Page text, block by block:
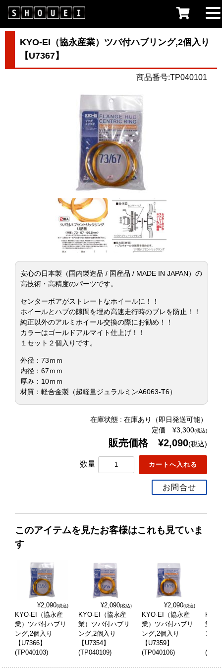
KYO-EI（協永産業）ツバ付ハブリング,2個入り
【U7367】
商品番号:TP040101
安心の日本製（国内製造品 / 国産品 / MADE IN JAPAN）の
高技術・高精度のパーツです。
センターボアがストレートなホイールに！！
ホイールとハブの隙間を埋め高速走行時のブレを防止！！
純正以外のアルミホイール交換の際にお勧め！！
カラーはゴールドアルマイト仕上げ！！
１セット２個入りです。
外径：73ｍｍ
内径：67ｍｍ
厚み：10ｍｍ
材質：軽合金製（超軽量ジュラルミンA6063-T6）
在庫状態 : 在庫あり（即日発送可能）
定価 ¥3,300(税込)
販売価格 ¥2,090(税込)
数量
お問合せ
このアイテムを見たお客様はこれも見ていま
す
¥2,090(税込)
KYO-EI（協永産
業）ツバ付ハブリ
ング,2個入り
【U7366】
(TP040103)
¥2,090(税込)
KYO-EI（協永産
業）ツバ付ハブリ
ング,2個入り
【U7354】
(TP040109)
¥2,090(税込)
KYO-EI（協永産
業）ツバ付ハブリ
ング,2個入り
【U7359】
(TP040106)
業）
ング